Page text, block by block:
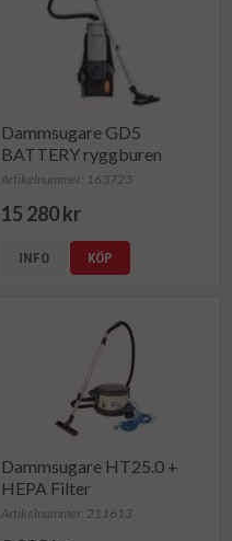
Dammsugare GD5
BATTERY ryggburen
Artikelnummer: 163723
15 280 kr
INFO KÖP
Dammsugare HT25.0 +
HEPA Filter
Artikelnummer: 211613